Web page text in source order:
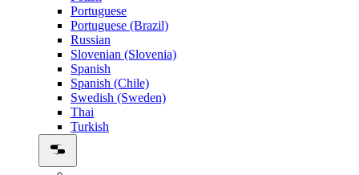
Portuguese
Portuguese (Brazil)
Russian
Slovenian (Slovenia)
Spanish
Spanish (Chile)
Swedish (Sweden)
Thai
Turkish